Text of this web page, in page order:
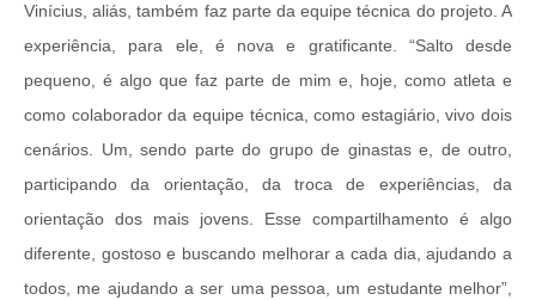
Vinícius, aliás, também faz parte da equipe técnica do projeto. A
experiência, para ele, é nova e gratificante. “Salto desde
pequeno, é algo que faz parte de mim e, hoje, como atleta e
como colaborador da equipe técnica, como estagiário, vivo dois
cenários. Um, sendo parte do grupo de ginastas e, de outro,
participando da orientação, da troca de experiências, da
orientação dos mais jovens. Esse compartilhamento é algo
diferente, gostoso e buscando melhorar a cada dia, ajudando a
todos, me ajudando a ser uma pessoa, um estudante melhor”,